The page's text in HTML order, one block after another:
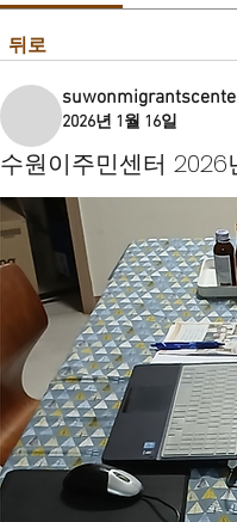
뒤로
2026년 1월 16일
수원이주민센터